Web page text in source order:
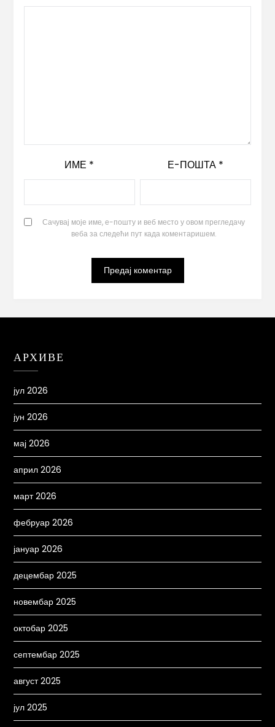
ИМЕ * Е-ПОШТА *
Сачувај моје име, е-пошту и веб место у овом прегледачу
веба за следећи пут када коментаришем.
АРХИВЕ
јул 2026
јун 2026
мај 2026
април 2026
март 2026
фебруар 2026
јануар 2026
децембар 2025
новембар 2025
октобар 2025
септембар 2025
август 2025
јул 2025